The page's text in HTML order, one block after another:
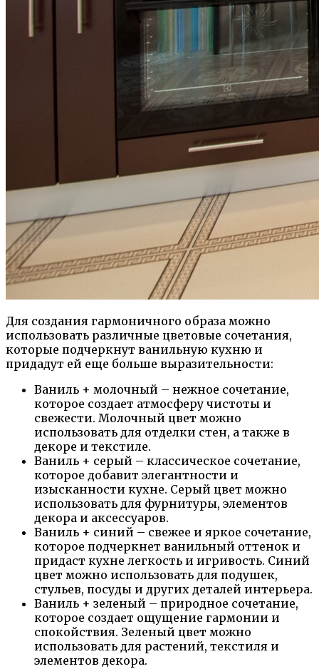
Для создания гармоничного образа можно
использовать различные цветовые сочетания,
которые подчеркнут ванильную кухню и
придадут ей еще больше выразительности:
Ваниль + молочный – нежное сочетание,
которое создает атмосферу чистоты и
свежести. Молочный цвет можно
использовать для отделки стен, а также в
декоре и текстиле.
Ваниль + серый – классическое сочетание,
которое добавит элегантности и
изысканности кухне. Серый цвет можно
использовать для фурнитуры, элементов
декора и аксессуаров.
Ваниль + синий – свежее и яркое сочетание,
которое подчеркнет ванильный оттенок и
придаст кухне легкость и игривость. Синий
цвет можно использовать для подушек,
стульев, посуды и других деталей интерьера.
Ваниль + зеленый – природное сочетание,
которое создает ощущение гармонии и
спокойствия. Зеленый цвет можно
использовать для растений, текстиля и
элементов декора.